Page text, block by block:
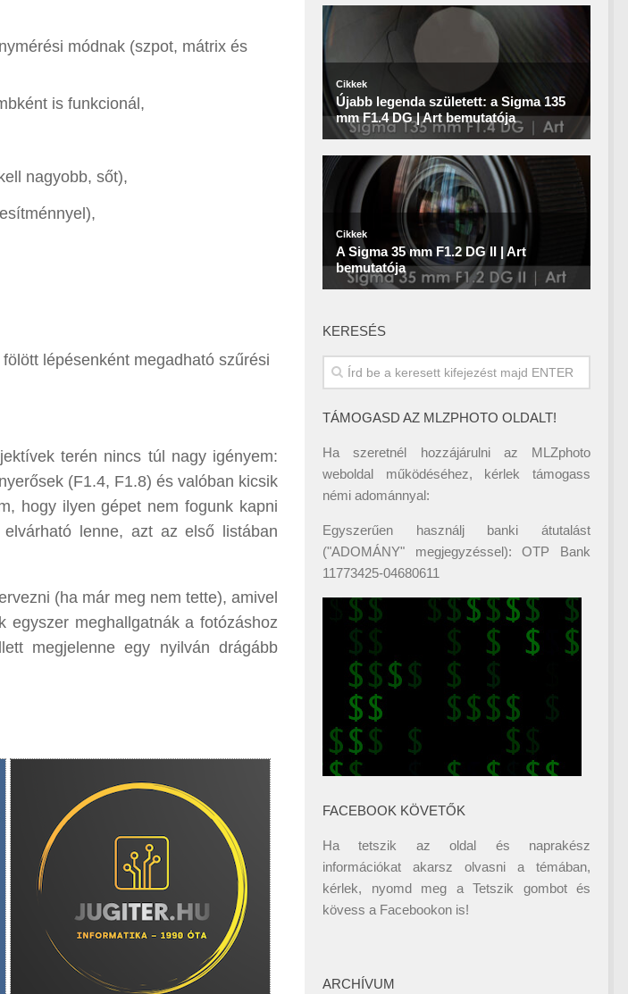
módnak (szpot, mátrix és
is funkcionál,
nagyobb, sőt),
lépésenként megadható szűrési
terén nincs túl nagy igényem:
(F1.4, F1.8) és valóban kicsik
hogy ilyen gépet nem fogunk kapni
lenne, azt az első listában
(ha már meg nem tette), amivel
meghallgatnák a fotózáshoz
megjelenne egy nyilván drágább
KERESÉS
TÁMOGASD AZ MLZPHOTO OLDALT!
Ha szeretnél hozzájárulni az MLZphoto
weboldal működéséhez, kérlek támogass
némi adománnyal:
Egyszerűen használj banki átutalást
("ADOMÁNY" megjegyzéssel): OTP Bank
11773425-04680611
FACEBOOK KÖVETŐK
Ha tetszik az oldal és naprakész
információkat akarsz olvasni a témában,
kérlek, nyomd meg a Tetszik gombot és
kövess a Facebookon is!
ARCHÍVUM